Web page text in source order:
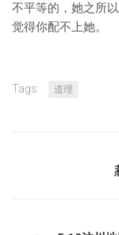
不平等的，她之所
觉得你配不上她。
Tags: 道理